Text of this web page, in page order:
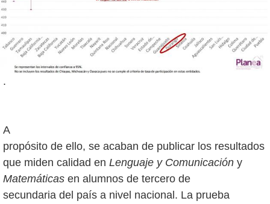
.
A
propósito de ello, se acaban de publicar los resultados
que miden calidad en Lenguaje y Comunicación y
Matemáticas en alumnos de tercero de
secundaria del país a nivel nacional. La prueba